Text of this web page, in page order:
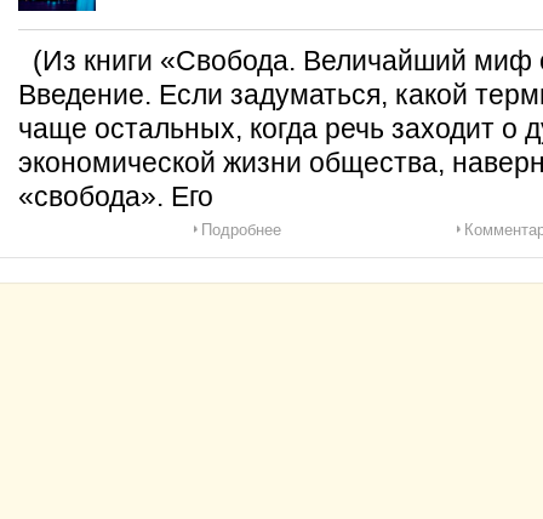
(Из книги «Свобода. Величайший
Введение. Если задуматься, какой
чаще остальных, когда речь заходит о
экономической жизни общества,
«свобода». Его
Подробнее